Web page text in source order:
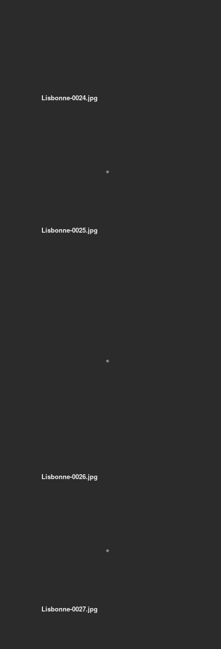
Lisbonne-0024.jpg
Lisbonne-0025.jpg
Lisbonne-0026.jpg
Lisbonne-0027.jpg